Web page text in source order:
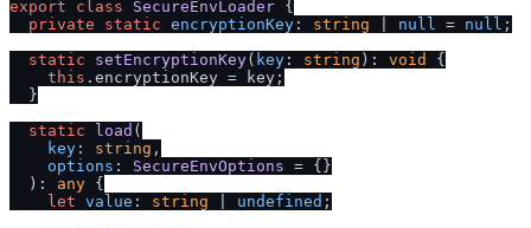
export
class SecureEnvLoader {
private
static encryptionKey : string null = null ;
static
setEncryptionKey( key : string ): void
{
this . encryptionKey = key;
  }
static
load (
key : string ,
options : SecureEnvOptions = {}
  ):
any {
let value : string undefined ;